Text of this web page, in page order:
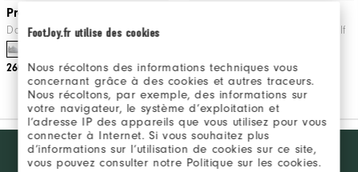
FootJoy.fr utilise des cookies
Nous récoltons des informations techniques vous
concernant grâce à des cookies et autres traceurs.
Nous récoltons, par exemple, des informations sur
votre navigateur, le système d’exploitation et
l’adresse IP des appareils que vous utilisez pour vous
connecter à Internet. Si vous souhaitez plus
d’informations sur l’utilisation de cookies sur ce site,
vous pouvez consulter notre Politique sur les cookies.
Pro/SL BOA Femme
Dames Chaussuers De Golf
260€
Messieurs Chaussures De Golf
260€
Want behind
the ropes
REJOINDRE LE FJ